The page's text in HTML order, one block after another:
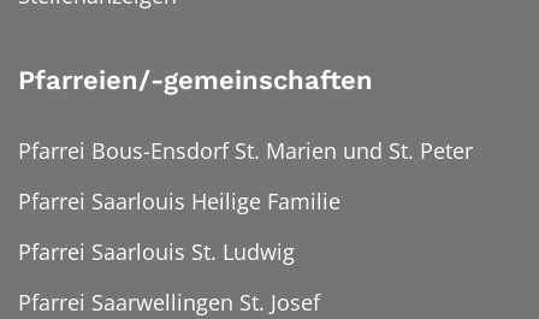
Pfarreien/-gemeinschaften
Pfarrei Bous-Ensdorf St. Marien und St. Peter
Pfarrei Saarlouis Heilige Familie
Pfarrei Saarlouis St. Ludwig
Pfarrei Saarwellingen St. Josef